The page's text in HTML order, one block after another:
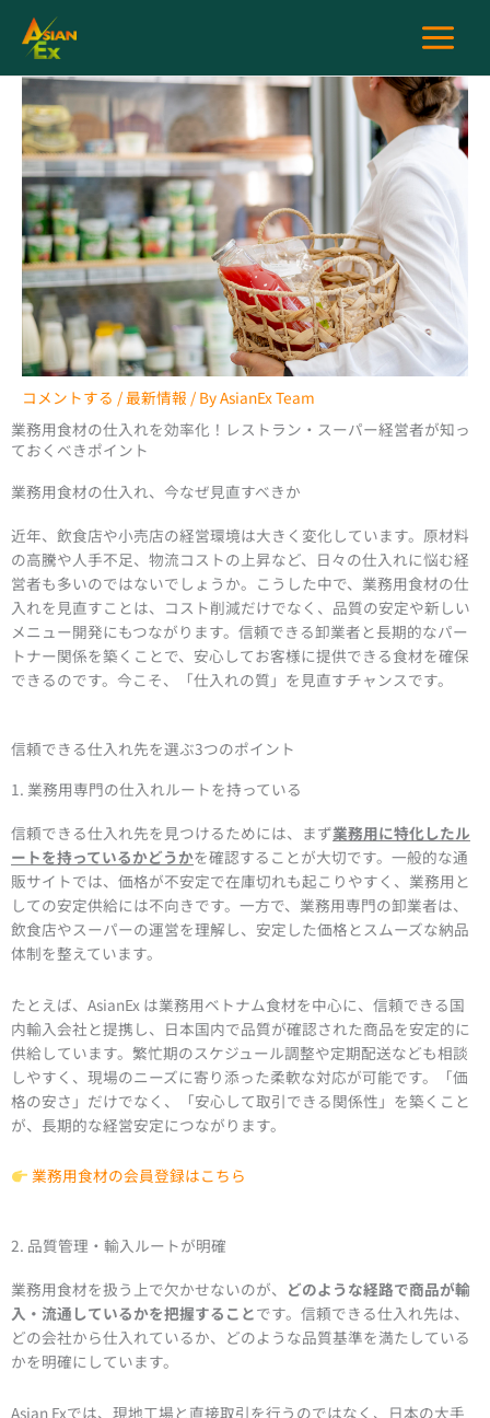
ス
コメントする /最新情報 / ByAsianEx Team
業務用食材の仕入れを効率化！レストラン・スーパー経営者が知っ
ておくべきポイント
業務用食材の仕入れ、今なぜ見直すべきか
近年、飲食店や小売店の経営環境は大きく変化しています。原材料
の高騰や人手不足、物流コストの上昇など、日々の仕入れに悩む経
営者も多いのではないでしょうか。こうした中で、業務用食材の仕
入れを見直すことは、コスト削減だけでなく、品質の安定や新しい
メニュー開発にもつながります。信頼できる卸業者と長期的なパー
トナー関係を築くことで、安心してお客様に提供できる食材を確保
できるのです。今こそ、「仕入れの質」を見直すチャンスです。
信頼できる仕入れ先を選ぶ3つのポイント
1. 業務用専門の仕入れルートを持っている
信頼できる仕入れ先を見つけるためには、まず業務用に特化したル
ートを持っているかどうかを確認することが大切です。一般的な通
販サイトでは、価格が不安定で在庫切れも起こりやすく、業務用と
しての安定供給には不向きです。一方で、業務用専門の卸業者は、
飲食店やスーパーの運営を理解し、安定した価格とスムーズな納品
体制を整えています。
たとえば、AsianEx は業務用ベトナム食材を中心に、信頼できる国
内輸入会社と提携し、日本国内で品質が確認された商品を安定的に
供給しています。繁忙期のスケジュール調整や定期配送なども相談
しやすく、現場のニーズに寄り添った柔軟な対応が可能です。「価
格の安さ」だけでなく、「安心して取引できる関係性」を築くこと
が、長期的な経営安定につながります。
業務用食材の会員登録はこちら
2. 品質管理・輸入ルートが明確
業務用食材を扱う上で欠かせないのが、 どのような経路で商品が輸
入・流通しているかを把握することです。信頼できる仕入れ先は、
どの会社から仕入れているか、どのような品質基準を満たしている
かを明確にしています。
Asian Exでは、現地工場と直接取引を行うのではなく、日本の大手